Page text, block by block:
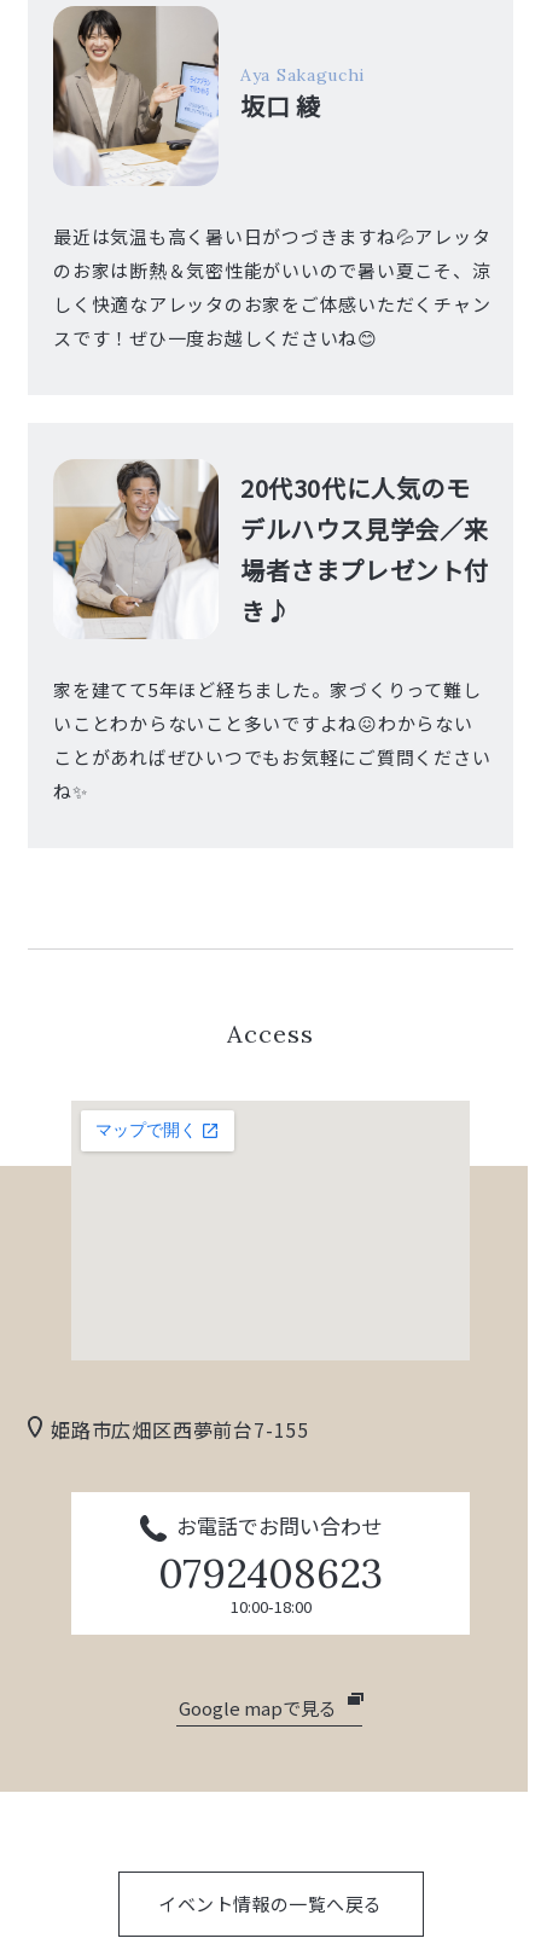
Aya Sakaguchi
坂口 綾
最近は気温も高く暑い日がつづきますね💦アレッタ
のお家は断熱＆気密性能がいいので暑い夏こそ、涼
しく快適なアレッタのお家をご体感いただくチャン
スです！ぜひ一度お越しくださいね😊
20代30代に人気のモ
デルハウス見学会／来
場者さまプレゼント付
き♪
家を建てて5年ほど経ちました。家づくりって難し
いことわからないこと多いですよね😖わからない
ことがあればぜひいつでもお気軽にご質問ください
ね✨
Access
姫路市広畑区西夢前台7-155
お電話でお問い合わせ
0792408623
10:00-18:00
Google mapで見る
イベント情報の一覧へ戻る